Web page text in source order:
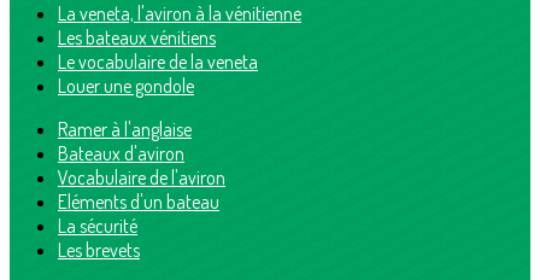
La veneta, l'aviron à la vénitienne
Les bateaux vénitiens
Le vocabulaire de la veneta
Louer une gondole
Ramer à l'anglaise
Bateaux d'aviron
Vocabulaire de l'aviron
Eléments d'un bateau
La sécurité
Les brevets